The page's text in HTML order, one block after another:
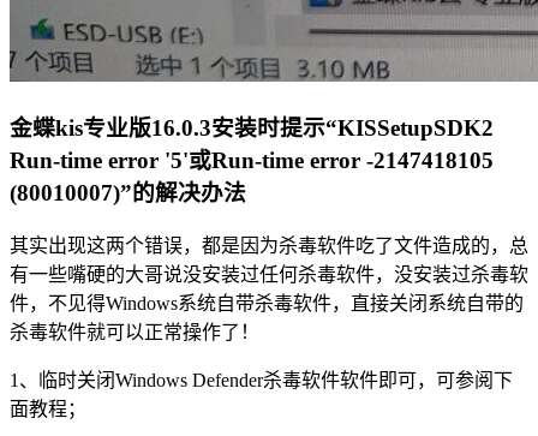
金蝶kis专业版16.0.3安装时提示“KISSetupSDK2
Run-time error '5'或Run-time error -2147418105
(80010007)”的解决办法
其实出现这两个错误，都是因为杀毒软件吃了文件造成的，总
有一些嘴硬的大哥说没安装过任何杀毒软件，没安装过杀毒软
件，不见得Windows系统自带杀毒软件，直接关闭系统自带的
杀毒软件就可以正常操作了！
1、临时关闭Windows Defender杀毒软件软件即可，可参阅下
面教程；